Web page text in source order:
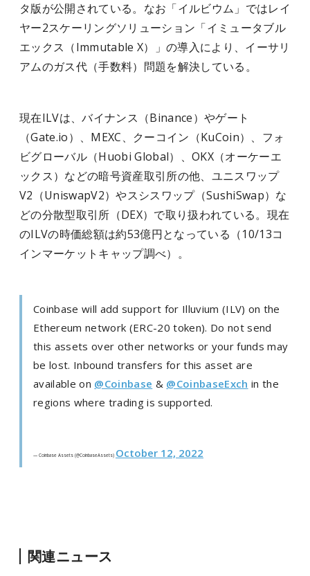
タ版が公開されている。なお「イルビウム」ではレイ
ヤー2スケーリングソリューション「イミュータブル
エックス（Immutable X）」の導入により、イーサリ
アムのガス代（手数料）問題を解決している。
現在ILVは、バイナンス（Binance）やゲート
（Gate.io）、MEXC、クーコイン（KuCoin）、フォ
ビグローバル（Huobi Global）、OKX（オーケーエ
ックス）などの暗号資産取引所の他、ユニスワップ
V2（UniswapV2）やスシスワップ（SushiSwap）な
どの分散型取引所（DEX）で取り扱われている。現在
のILVの時価総額は約53億円となっている（10/13コ
インマーケットキャップ調べ）。
Coinbase will add support for Illuvium (ILV) on the
Ethereum network (ERC-20 token). Do not send
this assets over other networks or your funds may
be lost. Inbound transfers for this asset are
available on @Coinbase & @CoinbaseExch in the
regions where trading is supported.
— Coinbase Assets (@CoinbaseAssets) October 12, 2022
関連ニュース